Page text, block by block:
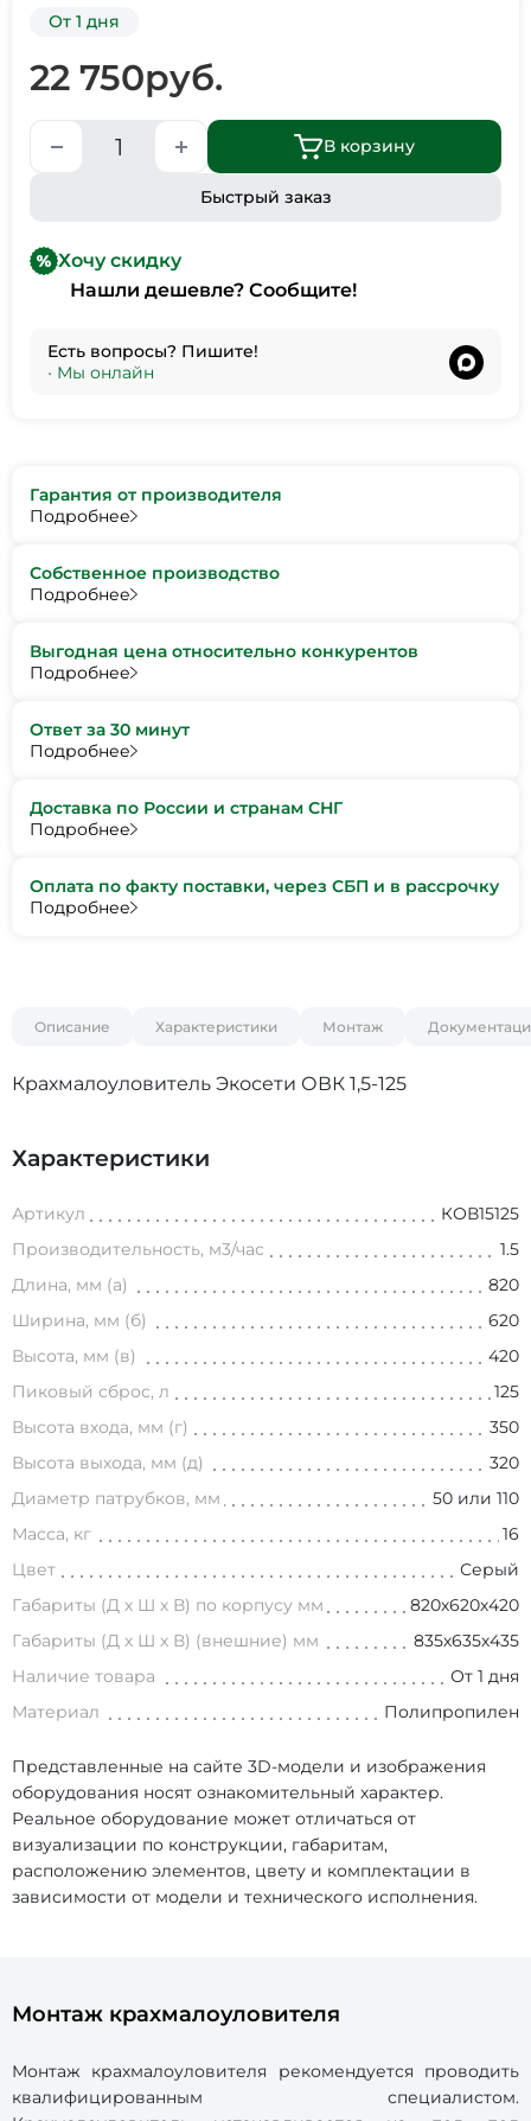
От 1 дня
22 750руб.
В корзину
Быстрый заказ
Хочу скидку
Нашли дешевле? Сообщите!
Есть вопросы? Пишите!
• Мы онлайн
Гарантия от производителя
Подробнее
Собственное производство
Подробнее
Выгодная цена относительно конкурентов
Подробнее
Ответ за 30 минут
Подробнее
Доставка по России и странам СНГ
Подробнее
Оплата по факту поставки, через СБП и в рассрочку
Подробнее
Описание Характеристики Монтаж
Крахмалоуловитель Экосети ОВК 1,5-125
Характеристики
Артикул
КОВ15125
Производительность, м3/час
1.5
Длина, мм (а)
820
Ширина, мм (б)
620
Высота, мм (в)
420
Пиковый сброс, л
125
Высота входа, мм (г)
350
Высота выхода, мм (д)
320
Диаметр патрубков, мм
50 или 110
Масса, кг
16
Цвет
Серый
Габариты (Д х Ш х В) по корпусу мм
820х620х420
Габариты (Д х Ш х В) (внешние) мм
835х635х435
Наличие товара
От 1 дня
Материал
Полипропилен
Представленные на сайте 3D-модели и изображения
оборудования носят ознакомительный характер.
Реальное оборудование может отличаться от
визуализации по конструкции, габаритам,
расположению элементов, цвету и комплектации в
зависимости от модели и технического исполнения.
Монтаж крахмалоуловителя
Монтаж крахмалоуловителя рекомендуется проводить
квалифицированным специалистом.